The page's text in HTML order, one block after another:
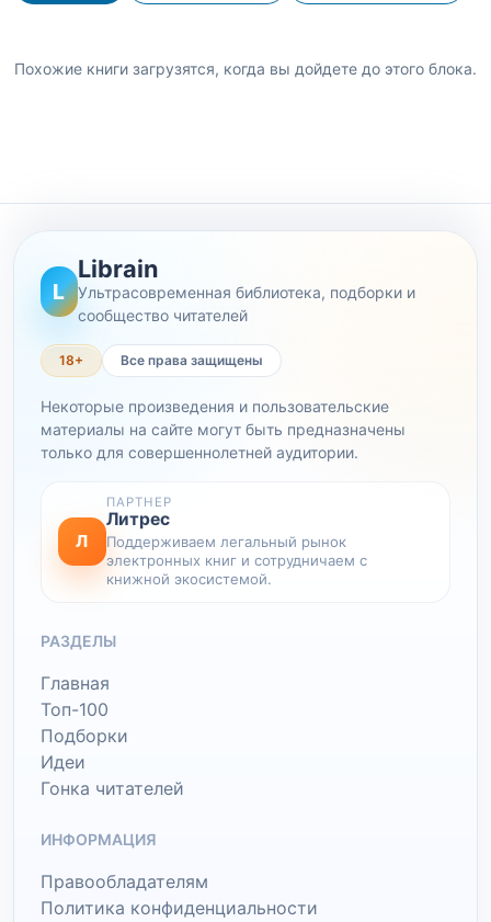
Похожие книги загрузятся, когда вы дойдете до этого блока.
L
Librain
Ультрасовременная библиотека, подборки и
сообщество читателей
18+ Все права защищены
Некоторые произведения и пользовательские
материалы на сайте могут быть предназначены
только для совершеннолетней аудитории.
Л
ПАРТНЕР
Литрес
Поддерживаем легальный рынок
электронных книг и сотрудничаем с
книжной экосистемой.
РАЗДЕЛЫ
Главная
Топ-100
Подборки
Идеи
Гонка читателей
ИНФОРМАЦИЯ
Правообладателям
Политика конфиденциальности